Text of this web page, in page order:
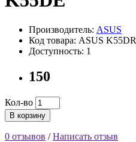
Производитель: ASUS
Код товара: ASUS K55DR
Доступность: 1
150
Кол-во
В корзину
0 отзывов /Написать отзыв